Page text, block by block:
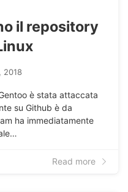
il repository
2018
è stata attaccata
su Github è da
ha immediatamente
Read more